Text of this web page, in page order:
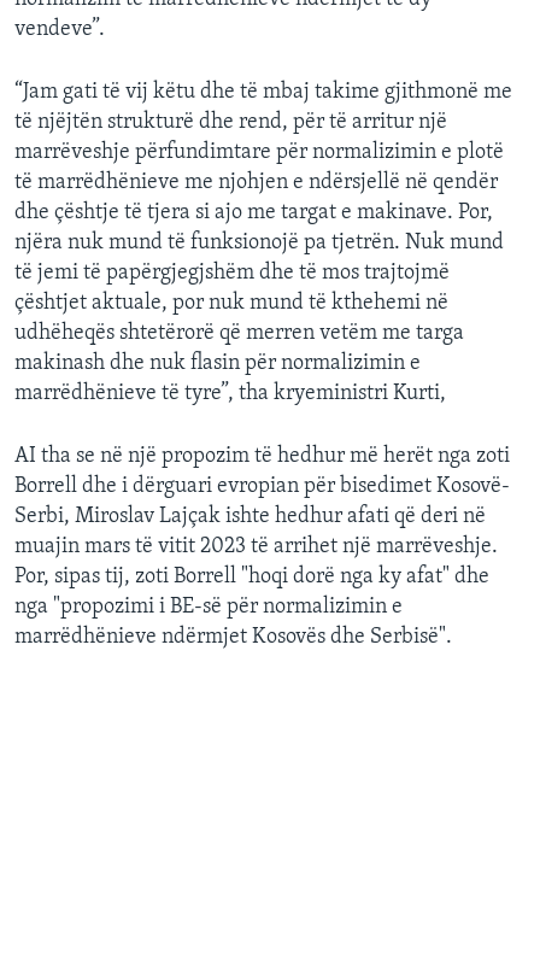
vendeve”.
“Jam gati të vij këtu dhe të mbaj takime gjithmonë me
të njëjtën strukturë dhe rend, për të arritur një
marrëveshje përfundimtare për normalizimin e plotë
të marrëdhënieve me njohjen e ndërsjellë në qendër
dhe çështje të tjera si ajo me targat e makinave. Por,
njëra nuk mund të funksionojë pa tjetrën. Nuk mund
të jemi të papërgjegjshëm dhe të mos trajtojmë
çështjet aktuale, por nuk mund të kthehemi në
udhëheqës shtetërorë që merren vetëm me targa
makinash dhe nuk flasin për normalizimin e
marrëdhënieve të tyre”, tha kryeministri Kurti,
AI tha se në një propozim të hedhur më herët nga zoti
Borrell dhe i dërguari evropian për bisedimet Kosovë-
Serbi, Miroslav Lajçak ishte hedhur afati që deri në
muajin mars të vitit 2023 të arrihet një marrëveshje.
Por, sipas tij, zoti Borrell "hoqi dorë nga ky afat" dhe
nga "propozimi i BE-së për normalizimin e
marrëdhënieve ndërmjet Kosovës dhe Serbisë".